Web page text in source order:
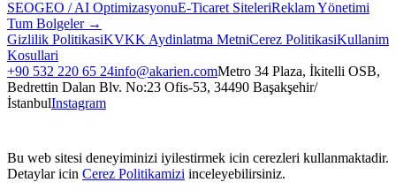
SEOGEO / AI OptimizasyonuE-Ticaret SiteleriReklam Yönetimi
Tum Bolgeler →
Gizlilik PolitikasiKVKK Aydinlatma MetniCerez PolitikasiKullanim
Kosullari
+90 532 220 65 24info@akarien.comMetro 34 Plaza, İkitelli OSB,
Bedrettin Dalan Blv. No:23 Ofis-53, 34490 Başakşehir/
İstanbulInstagram
Bu web sitesi deneyiminizi iyilestirmek icin cerezleri kullanmaktadir.
Detaylar icin Cerez Politikamizi inceleyebilirsiniz.